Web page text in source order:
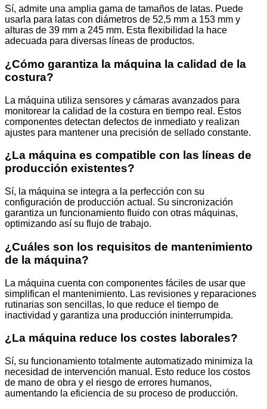
Sí, admite una amplia gama de tamaños de latas. Puede
usarla para latas con diámetros de 52,5 mm a 153 mm y
alturas de 39 mm a 245 mm. Esta flexibilidad la hace
adecuada para diversas líneas de productos.
¿Cómo garantiza la máquina la calidad de la
costura?
La máquina utiliza sensores y cámaras avanzados para
monitorear la calidad de la costura en tiempo real. Estos
componentes detectan defectos de inmediato y realizan
ajustes para mantener una precisión de sellado constante.
¿La máquina es compatible con las líneas de
producción existentes?
Sí, la máquina se integra a la perfección con su
configuración de producción actual. Su sincronización
garantiza un funcionamiento fluido con otras máquinas,
optimizando así su flujo de trabajo.
¿Cuáles son los requisitos de mantenimiento
de la máquina?
La máquina cuenta con componentes fáciles de usar que
simplifican el mantenimiento. Las revisiones y reparaciones
rutinarias son sencillas, lo que reduce el tiempo de
inactividad y garantiza una producción ininterrumpida.
¿La máquina reduce los costes laborales?
Sí, su funcionamiento totalmente automatizado minimiza la
necesidad de intervención manual. Esto reduce los costos
de mano de obra y el riesgo de errores humanos,
aumentando la eficiencia de su proceso de producción.